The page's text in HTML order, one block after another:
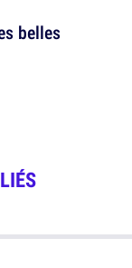
belles